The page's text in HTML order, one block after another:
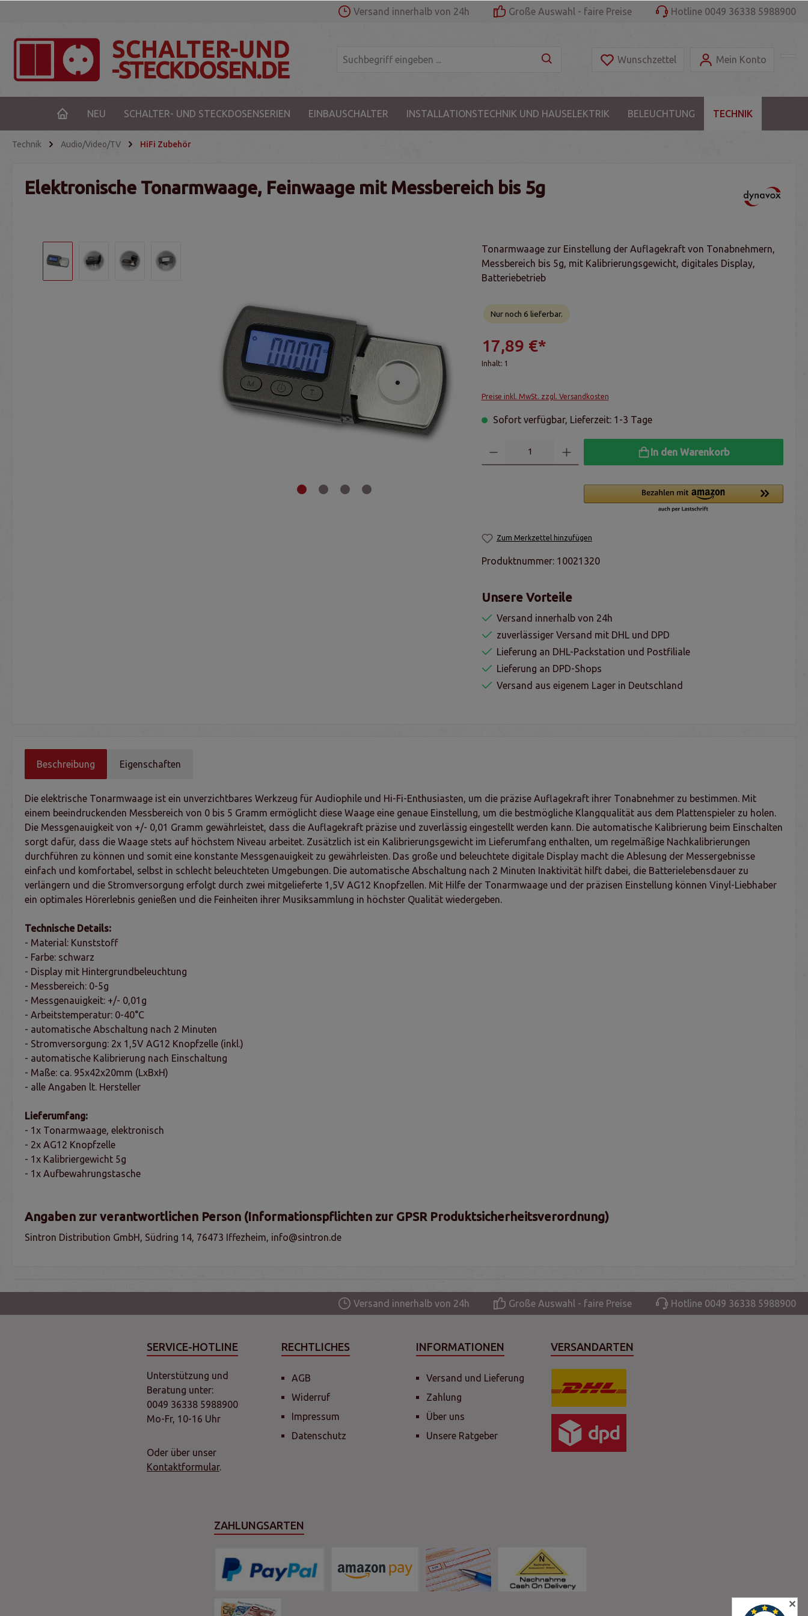
Versand innerhalb von 24h Große Auswahl - faire Preise Hotline 0049 36338 5988900
Wunschzettel Mein Konto
NEU SCHALTER- UND STECKDOSENSERIEN EINBAUSCHALTER INSTALLATIONSTECHNIK UND HAUSELEKTRIK BELEUCHTUNG TECHNIK
Technik Audio/Video/TV HiFi Zubehör
Elektronische Tonarmwaage, Feinwaage mit Messbereich bis 5g
Tonarmwaage zur Einstellung der Auflagekraft von Tonabnehmern,
Messbereich bis 5g, mit Kalibrierungsgewicht, digitales Display,
Batteriebetrieb
Nur noch 6 lieferbar.
17,89 €*
Inhalt: 1
Preise inkl. MwSt. zzgl. Versandkosten
Sofort verfügbar, Lieferzeit: 1-3 Tage
In den Warenkorb
Zum Merkzettel hinzufügen
Produktnummer: 10021320
Unsere Vorteile
Versand innerhalb von 24h
zuverlässiger Versand mit DHL und DPD
Lieferung an DHL-Packstation und Postfiliale
Lieferung an DPD-Shops
Versand aus eigenem Lager in Deutschland
Beschreibung Eigenschaften
Die elektrische Tonarmwaage ist ein unverzichtbares Werkzeug für Audiophile und Hi-Fi-Enthusiasten, um die präzise Auflagekraft ihrer Tonabnehmer zu bestimmen. Mit
einem beeindruckenden Messbereich von 0 bis 5 Gramm ermöglicht diese Waage eine genaue Einstellung, um die bestmögliche Klangqualität aus dem Plattenspieler zu holen.
Die Messgenauigkeit von +/- 0,01 Gramm gewährleistet, dass die Auflagekraft präzise und zuverlässig eingestellt werden kann. Die automatische Kalibrierung beim Einschalten
sorgt dafür, dass die Waage stets auf höchstem Niveau arbeitet. Zusätzlich ist ein Kalibrierungsgewicht im Lieferumfang enthalten, um regelmäßige Nachkalibrierungen
durchführen zu können und somit eine konstante Messgenauigkeit zu gewährleisten. Das große und beleuchtete digitale Display macht die Ablesung der Messergebnisse
einfach und komfortabel, selbst in schlecht beleuchteten Umgebungen. Die automatische Abschaltung nach 2 Minuten Inaktivität hilft dabei, die Batterielebensdauer zu
verlängern und die Stromversorgung erfolgt durch zwei mitgelieferte 1,5V AG12 Knopfzellen. Mit Hilfe der Tonarmwaage und der präzisen Einstellung können Vinyl-Liebhaber
ein optimales Hörerlebnis genießen und die Feinheiten ihrer Musiksammlung in höchster Qualität wiedergeben.
Technische Details:
- Material: Kunststoff
- Farbe: schwarz
- Display mit Hintergrundbeleuchtung
- Messbereich: 0-5g
- Messgenauigkeit: +/- 0,01g
- Arbeitstemperatur: 0-40°C
- automatische Abschaltung nach 2 Minuten
- Stromversorgung: 2x 1,5V AG12 Knopfzelle (inkl.)
- automatische Kalibrierung nach Einschaltung
- Maße: ca. 95x42x20mm (LxBxH)
- alle Angaben lt. Hersteller
Lieferumfang:
- 1x Tonarmwaage, elektronisch
- 2x AG12 Knopfzelle
- 1x Kalibriergewicht 5g
- 1x Aufbewahrungstasche
Angaben zur verantwortlichen Person (Informationspflichten zur GPSR Produktsicherheitsverordnung)
Sintron Distribution GmbH, Südring 14, 76473 Iffezheim, info@sintron.de
Versand innerhalb von 24h Große Auswahl - faire Preise Hotline 0049 36338 5988900
SERVICE-HOTLINE
Unterstützung und
Beratung unter:
0049 36338 5988900
Mo-Fr, 10-16 Uhr
Oder über unser
Kontaktformular.
RECHTLICHES
AGB
Widerruf
Impressum
Datenschutz
INFORMATIONEN
Versand und Lieferung
Zahlung
Über uns
Unsere Ratgeber
VERSANDARTEN
ZAHLUNGSARTEN
✕